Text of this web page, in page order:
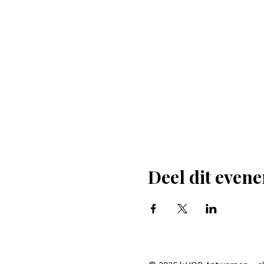
Deel dit